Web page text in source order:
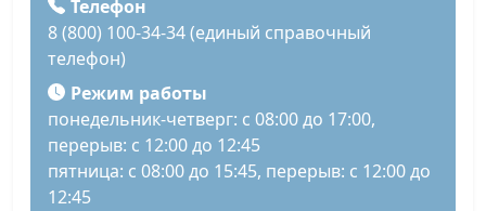
Телефон
8 (800) 100-34-34 (единый справочный
телефон)
Режим работы
понедельник-четверг: с 08:00 до 17:00,
перерыв: с 12:00 до 12:45
пятница: с 08:00 до 15:45, перерыв: с 12:00 до
12:45